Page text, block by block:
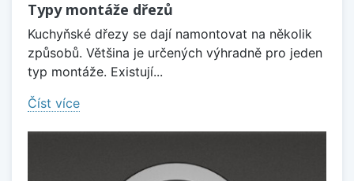
Typy montáže dřezů
Kuchyňské dřezy se dají namontovat na několik
způsobů. Většina je určených výhradně pro jeden
typ montáže. Existují...
Číst více